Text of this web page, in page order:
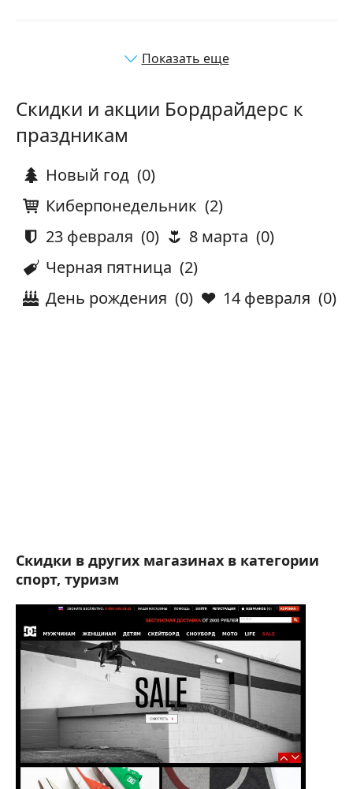
Показать еще
Скидки и акции Бордрайдерс к
праздникам
Новый год (0)
Киберпонедельник (2)
23 февраля (0) 8 марта (0)
Черная пятница (2)
День рождения (0) 14 февраля (0)
Скидки в других магазинах в категории
спорт, туризм